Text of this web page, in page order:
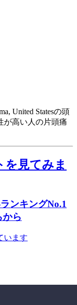
United Statesの頭
が高い人の片頭痛
を見てみま
ンキングNo.1
から
います